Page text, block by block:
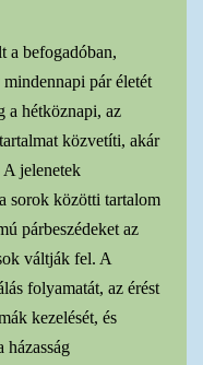
a befogadóban,
pár életét
a hétköznapi, az
közvetíti, akár
jelenetek
sorok közötti tartalom
párbeszédeket az
váltják fel. A
folyamatát, az érést
kezelését, és
házasság